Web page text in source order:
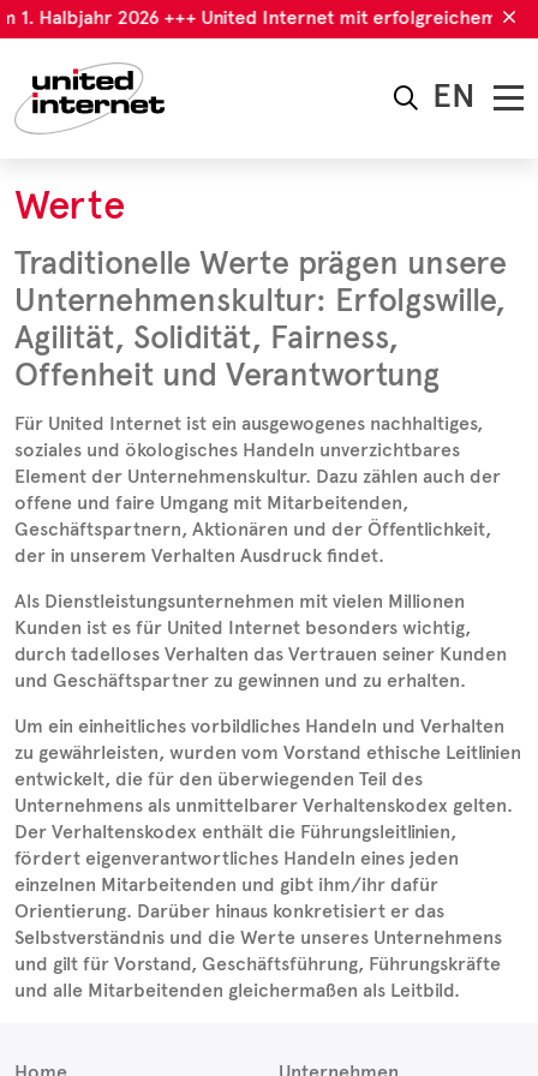
Halbjahr 2026 +++ United Internet mit erfolgreichem 1.
EN
Werte
Traditionelle Werte prägen unsere
Unternehmenskultur: Erfolgswille,
Agilität, Solidität, Fairness,
Offenheit und Verantwortung
Für United Internet ist ein ausgewogenes nachhaltiges,
soziales und ökologisches Handeln unverzichtbares
Element der Unternehmenskultur. Dazu zählen auch der
offene und faire Umgang mit Mitarbeitenden,
Geschäftspartnern, Aktionären und der Öffentlichkeit,
der in unserem Verhalten Ausdruck findet.
Als Dienstleistungsunternehmen mit vielen Millionen
Kunden ist es für United Internet besonders wichtig,
durch tadelloses Verhalten das Vertrauen seiner Kunden
und Geschäftspartner zu gewinnen und zu erhalten.
Um ein einheitliches vorbildliches Handeln und Verhalten
zu gewährleisten, wurden vom Vorstand ethische Leitlinien
entwickelt, die für den überwiegenden Teil des
Unternehmens als unmittelbarer Verhaltenskodex gelten.
Der Verhaltenskodex enthält die Führungsleitlinien,
fördert eigenverantwortliches Handeln eines jeden
einzelnen Mitarbeitenden und gibt ihm/ihr dafür
Orientierung. Darüber hinaus konkretisiert er das
Selbstverständnis und die Werte unseres Unternehmens
und gilt für Vorstand, Geschäftsführung, Führungskräfte
und alle Mitarbeitenden gleichermaßen als Leitbild.